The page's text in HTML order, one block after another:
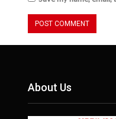
About Us